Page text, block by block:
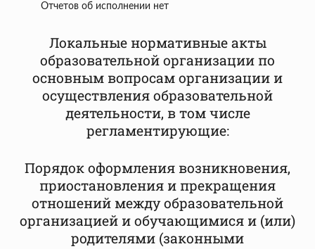
Отчетов об исполнении нет
Локальные нормативные акты
образовательной организации по
основным вопросам организации и
осуществления образовательной
деятельности, в том числе
регламентирующие:
Порядок оформления возникновения,
приостановления и прекращения
отношений между образовательной
организацией и обучающимися и (или)
родителями (законными